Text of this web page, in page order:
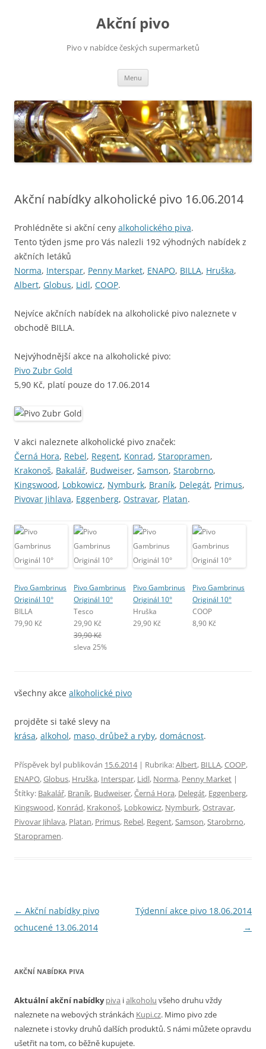
Akční pivo
Pivo v nabídce českých supermarketů
Menu
Akční nabídky alkoholické pivo 16.06.2014
Prohlédněte si akční ceny alkoholického piva.
Tento týden jsme pro Vás nalezli 192 výhodných nabídek z
akčních letáků
Norma, Interspar, Penny Market, ENAPO, BILLA, Hruška,
Albert, Globus, Lidl, COOP.
Nejvíce akčních nabídek na alkoholické pivo naleznete v
obchodě BILLA.
Nejvýhodnější akce na alkoholické pivo:
Pivo Zubr Gold
5,90 Kč, platí pouze do 17.06.2014
V akci naleznete alkoholické pivo značek:
Černá Hora, Rebel, Regent, Konrad, Staropramen,
Krakonoš, Bakalář, Budweiser, Samson, Starobrno,
Kingswood, Lobkowicz, Nymburk, Braník, Delegát, Primus,
Pivovar Jihlava, Eggenberg, Ostravar, Platan.
Pivo Gambrinus
Originál 10°
BILLA
79,90 Kč
Pivo Gambrinus
Originál 10°
Tesco
29,90 Kč
39,90 Kč
sleva 25%
Pivo Gambrinus
Originál 10°
Hruška
29,90 Kč
Pivo Gambrinus
Originál 10°
COOP
8,90 Kč
všechny akce alkoholické pivo
projděte si také slevy na
krása, alkohol, maso, drůbež a ryby, domácnost.
Příspěvek byl publikován 15.6.2014| Rubrika:Albert, BILLA,COOP,
ENAPO,Globus, Hruška, Interspar, Lidl, Norma, Penny Market |
Štítky: Bakalář, Braník, Budweiser,Černá Hora, Delegát, Eggenberg,
Kingswood, Konrád, Krakonoš, Lobkowicz, Nymburk,Ostravar,
Pivovar Jihlava, Platan, Primus, Rebel, Regent,Samson,Starobrno,
Staropramen.
Navigace
pro
← Akční nabídky pivo
ochucené 13.06.2014
Týdenní akce pivo 18.06.2014
→
AKČNÍ NABÍDKA PIVA
Aktuální akční nabídky piva ialkoholu všeho druhu vždy
naleznete na webových stránkách Kupi.cz. Mimo pivo zde
naleznete i stovky druhů dalších produktů. S námi můžete opravdu
ušetřit na tom, co běžně kupujete.